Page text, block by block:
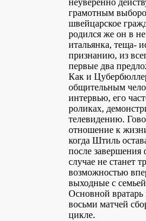
неуверенно
грамотным
швейцарское
родился же он в
итальянка, теща-
признанию, из
первые два
Как и
общительным
интервью, его
роликах,
телевидению.
отношение к
когда Штиль
после завершения
случае не станет
возможностью
выходные с
Основной
восьми матчей
цикле.